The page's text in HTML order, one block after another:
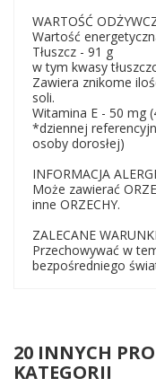
WARTOŚĆ
Wartość
Tłuszcz - 91 g
w tym kwasy
Zawiera znikome
soli.
Witamina E - 50 mg
*dziennej
osoby dorosłej)
INFORMACJA
Może zawierać
inne ORZECHY.
ZALECANE
Przechowywać w
bezpośredniego
20 INNYCH
KATEGORII